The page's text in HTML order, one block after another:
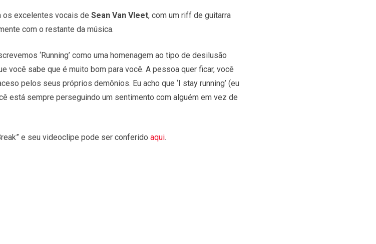
os excelentes vocais de Sean Van Vleet, com um riff de guitarra
com o restante da música.
‘Running’ como uma homenagem ao tipo de desilusão
você sabe que é muito bom para você. A pessoa quer ficar, você
pelos seus próprios demônios. Eu acho que ‘I stay running’ (eu
está sempre perseguindo um sentimento com alguém em vez de
e seu videoclipe pode ser conferido aqui.